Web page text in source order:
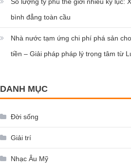
bình đẳng toàn cầu
Nhà nước tạm ứng chi phí phá sản
tiền – Giải pháp pháp lý trọng tâm từ
DANH MỤC
Đời sống
Giải trí
Nhạc Âu Mỹ